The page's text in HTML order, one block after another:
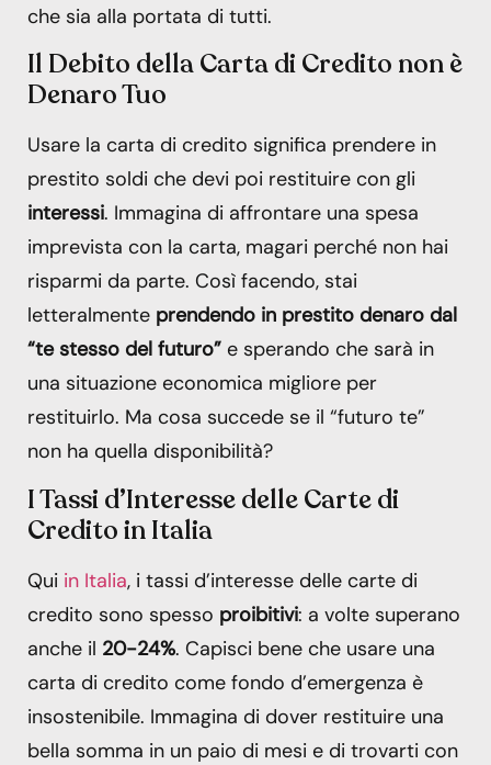
che sia alla portata di tutti.
Il Debito della Carta di Credito non è
Denaro Tuo
Usare la carta di credito significa prendere in
prestito soldi che devi poi restituire con gli
interessi. Immagina di affrontare una spesa
imprevista con la carta, magari perché non hai
risparmi da parte. Così facendo, stai
letteralmente prendendo in prestito denaro dal
“te stesso del futuro” e sperando che sarà in
una situazione economica migliore per
restituirlo. Ma cosa succede se il “futuro te”
non ha quella disponibilità?
I Tassi d’Interesse delle Carte di
Credito in Italia
Qui in Italia, i tassi d’interesse delle carte di
credito sono spesso proibitivi: a volte superano
anche il 20-24%. Capisci bene che usare una
carta di credito come fondo d’emergenza è
insostenibile. Immagina di dover restituire una
bella somma in un paio di mesi e di trovarti con